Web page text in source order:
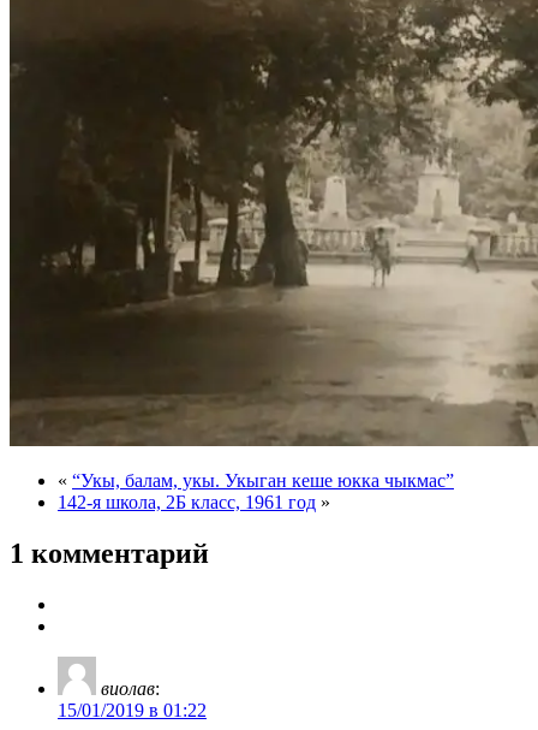
« “Укы, балам, укы. Укыган кеше юкка чыкмас”
142-я школа, 2Б класс, 1961 год »
1 комментарий
виолав:
15/01/2019 в 01:22